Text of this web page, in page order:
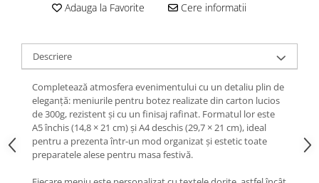
Adauga la Favorite Cere informatii
Descriere
Completează atmosfera evenimentului cu un detaliu plin de
eleganță: meniurile pentru botez realizate din carton lucios
de 300g, rezistent și cu un finisaj rafinat. Formatul lor este
A5 închis (14,8 × 21 cm) și A4 deschis (29,7 × 21 cm), ideal
pentru a prezenta într-un mod organizat și estetic toate
preparatele alese pentru masa festivă.